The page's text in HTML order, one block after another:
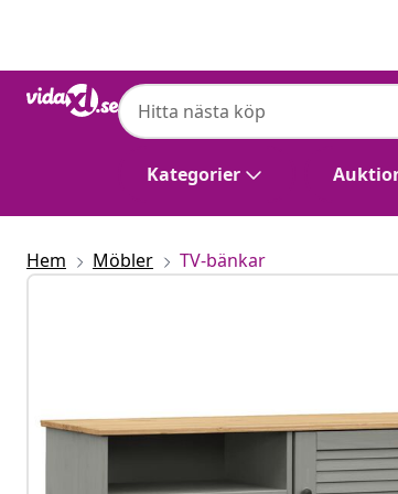
Kategorier
Hem Möbler TV-bänkar